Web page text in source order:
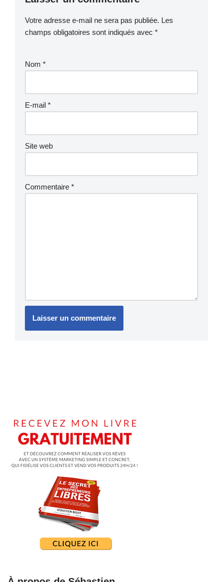
Votre adresse e-mail ne sera pas publiée. Les
champs obligatoires sont indiqués avec *
Nom *
E-mail *
Site web
Commentaire *